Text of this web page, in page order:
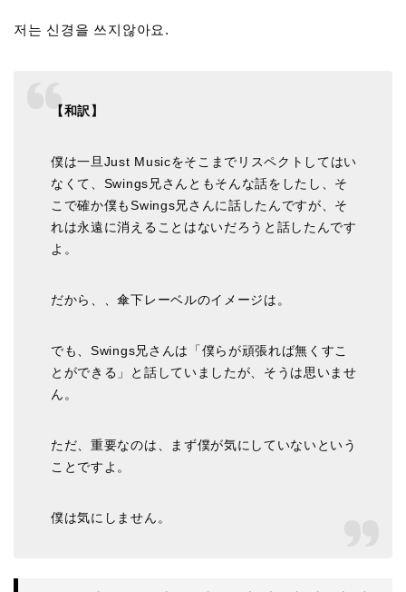
저는 신경을 쓰지않아요.
【和訳】
僕は一旦Just Musicをそこまでリスペクトしてはい
なくて、Swings兄さんともそんな話をしたし、そ
こで確か僕もSwings兄さんに話したんですが、そ
れは永遠に消えることはないだろうと話したんです
よ。
だから、、傘下レーベルのイメージは。
でも、Swings兄さんは「僕らが頑張れば無くすこ
とができる」と話していましたが、そうは思いませ
ん。
ただ、重要なのは、まず僕が気にしていないという
ことですよ。
僕は気にしません。